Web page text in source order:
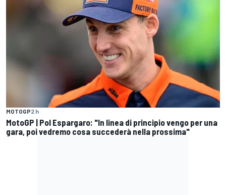
MOTOGP2 h
MotoGP | Pol Espargaro: "In linea di principio vengo per una
gara, poi vedremo cosa succederà nella prossima"